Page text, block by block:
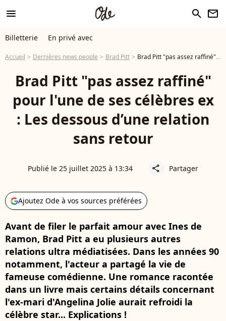
menu search newsletter
Billetterie En privé avec
Accueil Dernières news people Brad Pitt Brad Pitt "pas assez raffiné" pour l'une de ses célèbres ex : Les dessous d’une relation sans retour
Brad Pitt "pas assez raffiné"
pour l'une de ses célèbres ex
: Les dessous d’une relation
sans retour
Publié le 25 juillet 2025 à 13:34 share Partager
Ajoutez Ode à vos sources préférées
Avant de filer le parfait amour avec Ines de
Ramon, Brad Pitt a eu plusieurs autres
relations ultra médiatisées. Dans les années 90
notamment, l'acteur a partagé la vie de
fameuse comédienne. Une romance racontée
dans un livre mais certains détails concernant
l'ex-mari d'Angelina Jolie aurait refroidi la
célèbre star... Explications !